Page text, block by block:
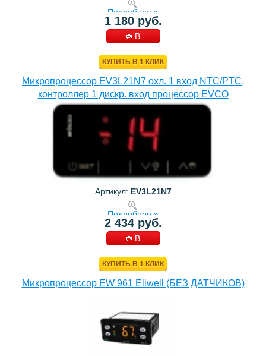
Подробнее »
1 180 руб.
В
КУПИТЬ В 1 КЛИК
Микропроцессор EV3L21N7 охл. 1 вход NTC/PTC,
контроллер 1 дискр. вход процессор EVCO
Артикул: EV3L21N7
Подробнее »
2 434 руб.
В
КУПИТЬ В 1 КЛИК
Микропроцессор EW 961 Eliwell (БЕЗ ДАТЧИКОВ)